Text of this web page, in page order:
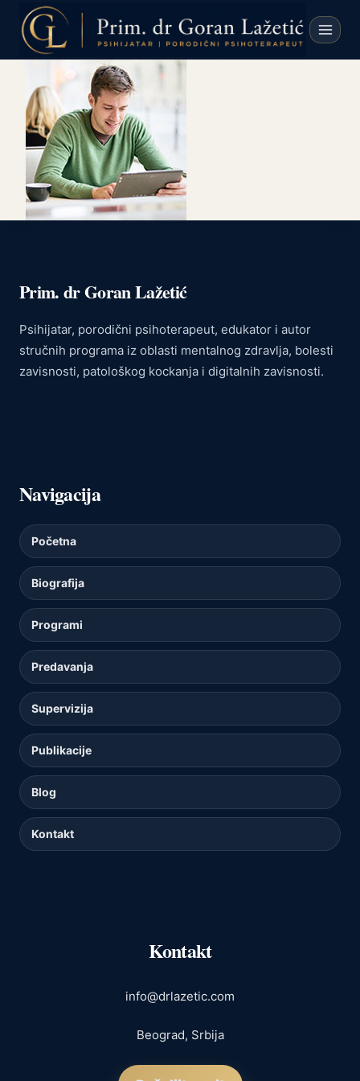
content
Prim. dr Goran Lažetić
Psihijatar, porodični psihoterapeut, edukator i autor
stručnih programa iz oblasti mentalnog zdravlja, bolesti
zavisnosti, patološkog kockanja i digitalnih zavisnosti.
Navigacija
Početna
Biografija
Programi
Predavanja
Supervizija
Publikacije
Blog
Kontakt
Kontakt
info@drlazetic.com
Beograd, Srbija